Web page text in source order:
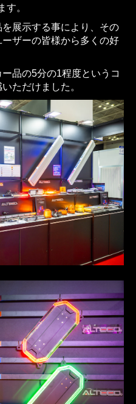
す。
展示する事により、その
ザーの皆様から多くの好
品の5分の1程度というコ
ただけました。